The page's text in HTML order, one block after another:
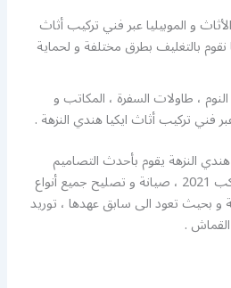
و الموبيليا عبر فني تركيب أثاث
نقوم بالتغليف بطرق مختلفة و لحماية
، طاولات السفرة ، المكاتب و
فني تركيب أثاث ايكيا هندي النزهة .
النزهة يقوم بأحدث التصاميم
العصرية و المودرن و التي تواكب 2021 ، صيانة و تصليح جميع أنواع
و بحيث تعود الى سابق عهدها ، توريد
.